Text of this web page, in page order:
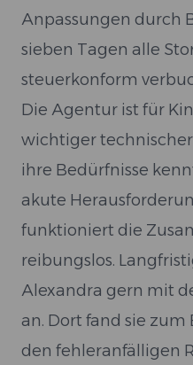
Anpassungen durch
sieben Tagen alle
steuerkonform
Die Agentur ist für
wichtiger
ihre Bedürfnisse
akute
funktioniert die
reibungslos.
Alexandra gern mit
an. Dort fand sie
den fehleranfälligen